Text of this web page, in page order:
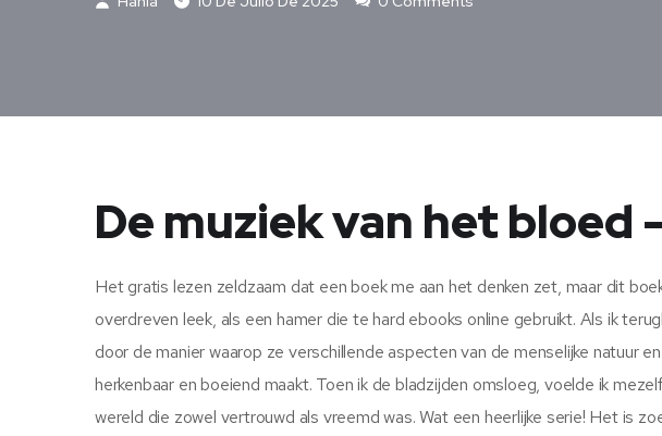
De muziek van het bloed
Het gratis lezen zeldzaam dat een boek me aan het denken zet, maar dit
overdreven leek, als een hamer die te hard ebooks online gebruikt. Als ik
door de manier waarop ze verschillende aspecten van de menselijke natuur
herkenbaar en boeiend maakt. Toen ik de bladzijden omsloeg, voelde ik
wereld die zowel vertrouwd als vreemd was. Wat een heerlijke serie! Het is